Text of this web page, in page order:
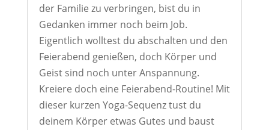
der Familie zu verbringen, bist du in
Gedanken immer noch beim Job.
Eigentlich wolltest du abschalten und den
Feierabend genießen, doch Körper und
Geist sind noch unter Anspannung.
Kreiere doch eine Feierabend-Routine! Mit
dieser kurzen Yoga-Sequenz tust du
deinem Körper etwas Gutes und baust